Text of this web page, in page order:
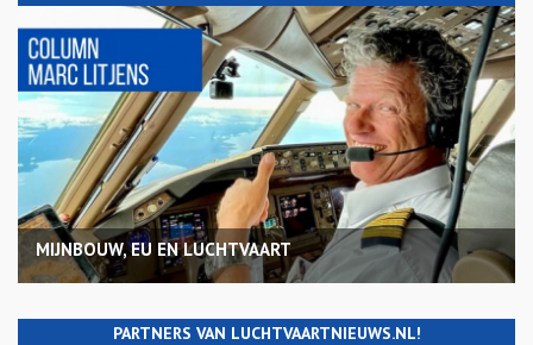
MIJNBOUW, EU EN LUCHTVAART
PARTNERS VAN LUCHTVAARTNIEUWS.NL!